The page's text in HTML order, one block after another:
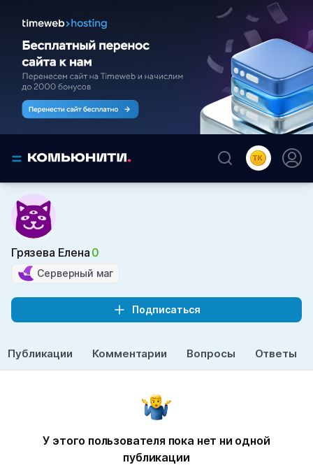
Грязева Елена 0
Серверный маг
Подписаться
Публикации Комментарии Вопросы Ответы
У этого пользователя пока нет ни одной
публикации